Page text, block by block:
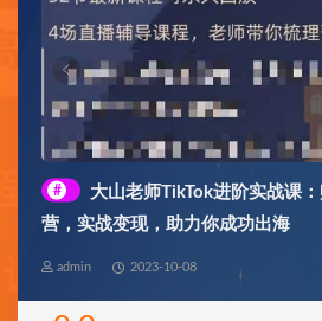
#
大山老师TikTok进阶实战课
营，实战变现，助力你成功出海
admin 2023-10-08